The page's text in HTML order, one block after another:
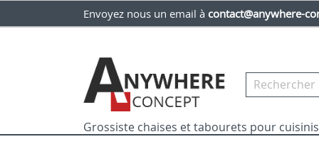
Envoyez nous un email à contact@anywhere-
Grossiste chaises et tabourets pour